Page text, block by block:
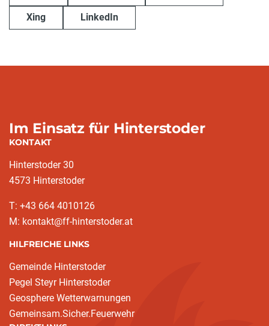
Xing LinkedIn
Im Einsatz für Hinterstoder
KONTAKT
Hinterstoder 30
4573 Hinterstoder
T: +43 664 4010126
M: kontakt@ff-hinterstoder.at
HILFREICHE LINKS
Gemeinde Hinterstoder
Pegel Steyr Hinterstoder
Geosphere Wetterwarnungen
Gemeinsam.Sicher.Feuerwehr